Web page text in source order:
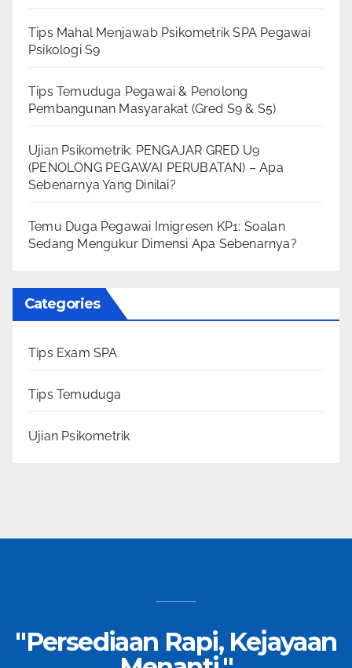
Tips Mahal Menjawab Psikometrik SPA Pegawai
Psikologi S9
Tips Temuduga Pegawai & Penolong
Pembangunan Masyarakat (Gred S9 & S5)
Ujian Psikometrik: PENGAJAR GRED U9
(PENOLONG PEGAWAI PERUBATAN) – Apa
Sebenarnya Yang Dinilai?
Temu Duga Pegawai Imigresen KP1: Soalan
Sedang Mengukur Dimensi Apa Sebenarnya?
Categories
Tips Exam SPA
Tips Temuduga
Ujian Psikometrik
"Persediaan Rapi, Kejayaan